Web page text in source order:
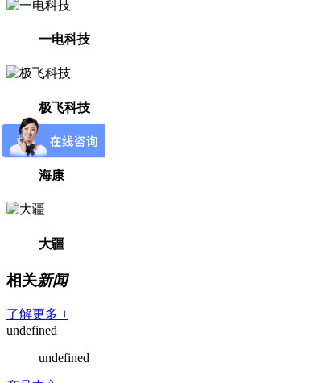
一电科技
极飞科技
海康
大疆
相关新闻
了解更多 +
undefined
undefined